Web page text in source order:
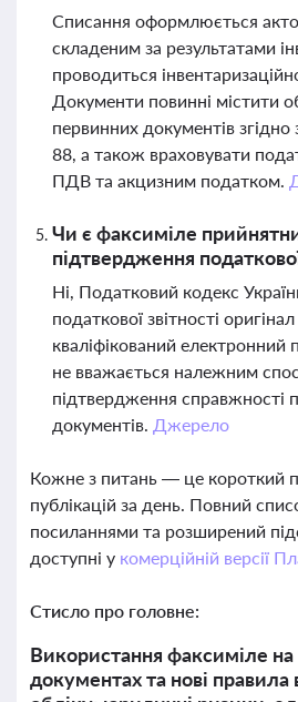
Списання оформлюється
складеним за результатами
проводиться
Документи повинні містити
первинних документів
88, а також враховувати
ПДВ та акцизним податком.
Чи є факсиміле
підтвердження податкової
Ні, Податковий кодекс
податкової звітності
кваліфікований електронний
не вважається належним
підтвердження справжності
документів. Джерело
Кожне з питань — це короткий
публікацій за день. Повний
посиланнями та розширений
доступні у комерційній версії
Стисло про головне:
Використання факсиміле
документах та нові правила